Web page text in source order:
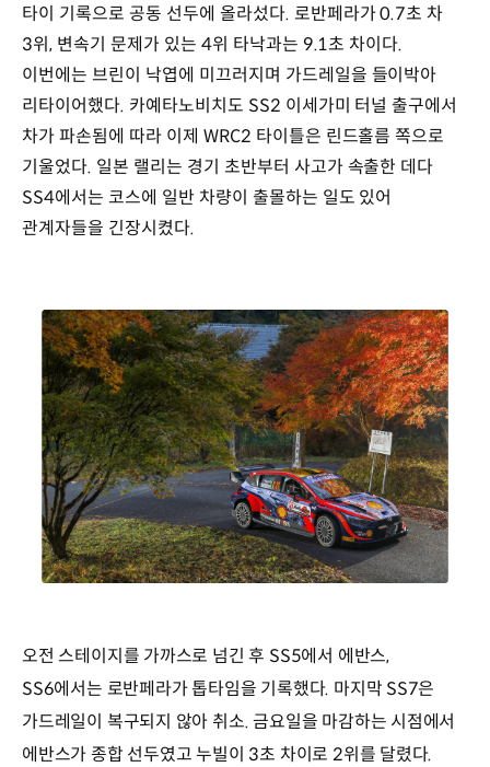
타이 기록으로 공동 선두에 올라섰다. 로반페라가 0.7초 차
3위, 변속기 문제가 있는 4위 타낙과는 9.1초 차이다.
이번에는 브린이 낙엽에 미끄러지며 가드레일을 들이박아
리타이어했다. 카예타노비치도 SS2 이세가미 터널 출구에서
차가 파손됨에 따라 이제 WRC2 타이틀은 린드홀름 쪽으로
기울었다. 일본 랠리는 경기 초반부터 사고가 속출한 데다
SS4에서는 코스에 일반 차량이 출몰하는 일도 있어
관계자들을 긴장시켰다.
오전 스테이지를 가까스로 넘긴 후 SS5에서 에반스,
SS6에서는 로반페라가 톱타임을 기록했다. 마지막 SS7은
가드레일이 복구되지 않아 취소. 금요일을 마감하는 시점에서
에반스가 종합 선두였고 누빌이 3초 차이로 2위를 달렸다.